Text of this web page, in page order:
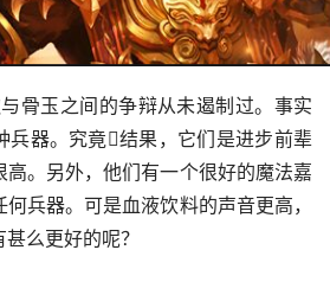
兵器。究竟结果，它们是进步前辈
高。另外，他们有一个很好的魔法嘉
兵器。可是血液饮料的声音更高，
么更好的呢？